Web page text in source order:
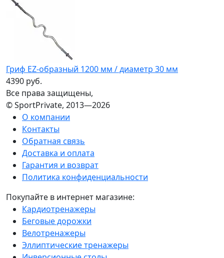
Гриф EZ-образный 1200 мм / диаметр 30 мм
4390 руб.
Все права защищены,
© SportPrivate, 2013—2026
О компании
Контакты
Обратная связь
Доставка и оплата
Гарантия и возврат
Политика конфиденциальности
Покупайте в интернет магазине:
Кардиотренажеры
Беговые дорожки
Велотренажеры
Эллиптические тренажеры